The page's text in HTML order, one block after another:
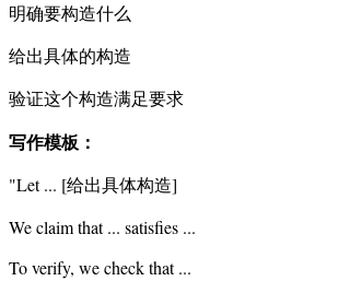
明确要构造什么
给出具体的构造
验证这个构造满足要求
写作模板：
"Let ... [给出具体构造]
We claim that ... satisfies ...
To verify, we check that ...